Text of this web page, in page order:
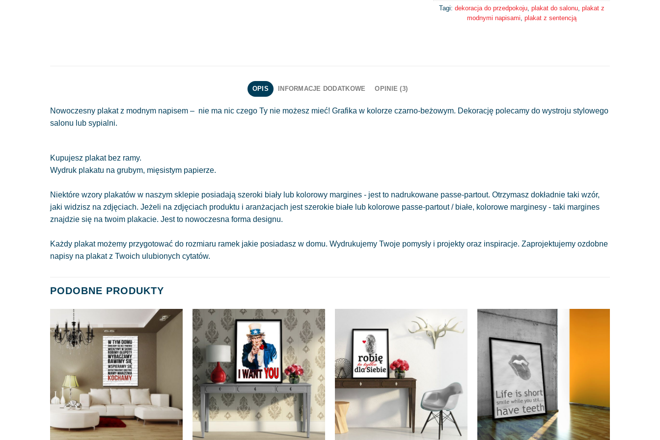
Tagi: dekoracja do przedpokoju, plakat do salonu, plakat z
modnymi napisami plakat z sentencją
OPIS INFORMACJE DODATKOWE OPINIE (3)
Nowoczesny plakat z modnym napisem – nie ma nic czego Ty nie możesz mieć! Grafika w kolorze czarno-beżowym. Dekorację polecamy do wystroju stylowego
salonu lub sypialni.
Kupujesz plakat bez ramy.
Wydruk plakatu na grubym, mięsistym papierze.
Niektóre wzory plakatów w naszym sklepie posiadają szeroki biały lub kolorowy margines - jest to nadrukowane passe-partout. Otrzymasz dokładnie taki wzór,
jaki widzisz na zdjęciach. Jeżeli na zdjęciach produktu i aranżacjach jest szerokie białe lub kolorowe passe-partout / białe, kolorowe marginesy - taki margines
znajdzie się na twoim plakacie. Jest to nowoczesna forma designu.
Każdy plakat możemy przygotować do rozmiaru ramek jakie posiadasz w domu. Wydrukujemy Twoje pomysły i projekty oraz inspiracje. Zaprojektujemy ozdobne
napisy na plakat z Twoich ulubionych cytatów.
PODOBNE PRODUKTY